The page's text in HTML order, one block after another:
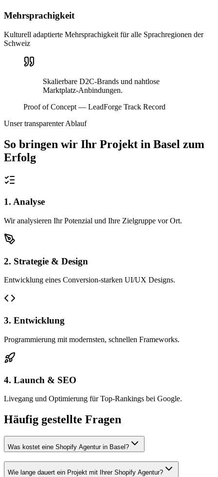
Mehrsprachigkeit
Kulturell adaptierte Mehrsprachigkeit für alle Sprachregionen der
Schweiz
Skalierbare D2C-Brands und nahtlose
Marktplatz-Anbindungen.
Proof of Concept — LeadForge Track Record
Unser transparenter Ablauf
So bringen wir Ihr Projekt in Basel zum
Erfolg
1. Analyse
Wir analysieren Ihr Potenzial und Ihre Zielgruppe vor Ort.
2. Strategie & Design
Entwicklung eines Conversion-starken UI/UX Designs.
3. Entwicklung
Programmierung mit modernsten, schnellen Frameworks.
4. Launch & SEO
Livegang und Optimierung für Top-Rankings bei Google.
Häufig gestellte Fragen
Was kostet eine Shopify Agentur in Basel?
Wie lange dauert ein Projekt mit Ihrer Shopify Agentur?